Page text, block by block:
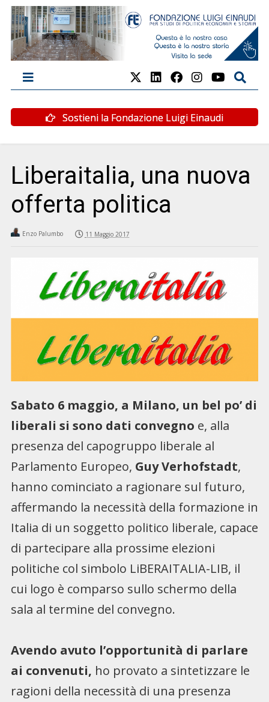
Sostieni la Fondazione Luigi Einaudi
Liberaitalia, una nuova
offerta politica
Enzo Palumbo 11 Maggio 2017
Sabato 6 maggio, a Milano, un bel po’ di
liberali si sono dati convegno e, alla
presenza del capogruppo liberale al
Parlamento Europeo, Guy Verhofstadt,
hanno cominciato a ragionare sul futuro,
affermando la necessità della formazione in
Italia di un soggetto politico liberale, capace
di partecipare alla prossime elezioni
politiche col simbolo LiBERAITALIA-LIB, il
cui logo è comparso sullo schermo della
sala al termine del convegno.
Avendo avuto l’opportunità di parlare
ai convenuti, ho provato a sintetizzare le
ragioni della necessità di una presenza